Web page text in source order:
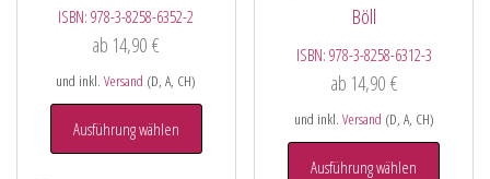
ISBN:978-3-8258-6352-2
ab 14,90€
und inkl.Versand (D, A, CH)
Ausführung wählen
Böll
ISBN: 978-3-8258-6312-3
ab 14,90 €
und inkl. Versand (D, A, CH)
Ausführung wählen